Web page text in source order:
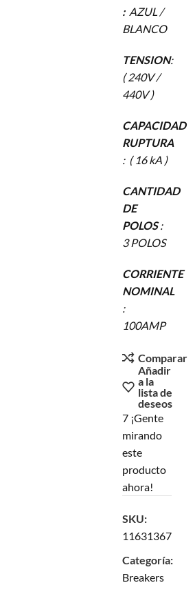
: AZUL /
BLANCO
TENSION:
( 240V /
440V )
CAPACIDAD
RUPTURA
: ( 16 kA )
CANTIDAD
DE
POLOS:
3 POLOS
CORRIENTE
NOMINAL
:
100AMP
Comparar
Añadir
a la
lista de
deseos
7 ¡Gente
mirando
este
producto
ahora!
SKU:
11631367
Categoría:
Breakers